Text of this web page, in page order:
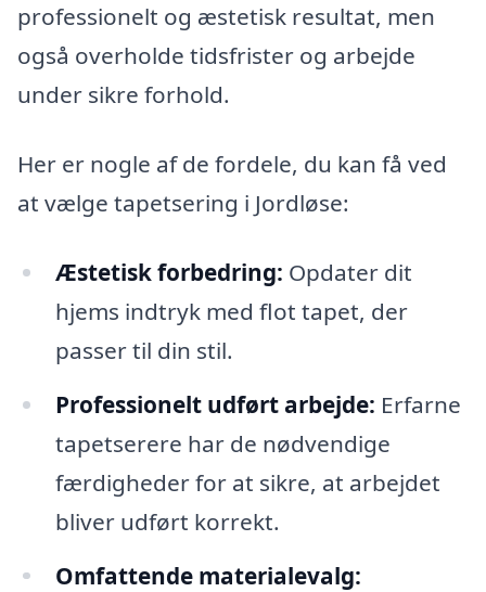
professionelt og æstetisk resultat, men
også overholde tidsfrister og arbejde
under sikre forhold.
Her er nogle af de fordele, du kan få ved
at vælge tapetsering i Jordløse:
Æstetisk forbedring: Opdater dit
hjems indtryk med flot tapet, der
passer til din stil.
Professionelt udført arbejde: Erfarne
tapetserere har de nødvendige
færdigheder for at sikre, at arbejdet
bliver udført korrekt.
Omfattende materialevalg: